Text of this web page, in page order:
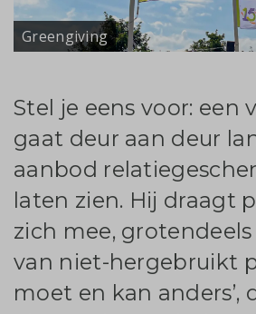
Greengiving
Stel je eens voor: een
gaat deur aan deur
aanbod
laten zien. Hij draagt
zich mee,
van niet-hergebruikt
moet en kan anders’,